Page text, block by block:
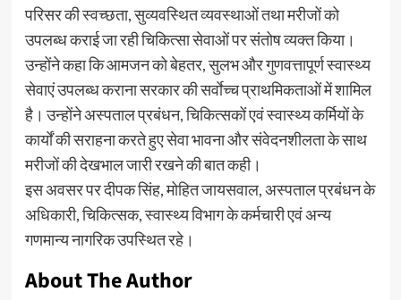
परिसर की स्वच्छता, सुव्यवस्थित व्यवस्थाओं तथा मरीजों को
उपलब्ध कराई जा रही चिकित्सा सेवाओं पर संतोष व्यक्त किया।
उन्होंने कहा कि आमजन को बेहतर, सुलभ और गुणवत्तापूर्ण स्वास्थ्य
सेवाएं उपलब्ध कराना सरकार की सर्वाेच्च प्राथमिकताओं में शामिल
है। उन्होंने अस्पताल प्रबंधन, चिकित्सकों एवं स्वास्थ्य कर्मियों के
कार्यों की सराहना करते हुए सेवा भावना और संवेदनशीलता के साथ
मरीजों की देखभाल जारी रखने की बात कही।
इस अवसर पर दीपक सिंह, मोहित जायसवाल, अस्पताल प्रबंधन के
अधिकारी, चिकित्सक, स्वास्थ्य विभाग के कर्मचारी एवं अन्य
गणमान्य नागरिक उपस्थित रहे।
About The Author